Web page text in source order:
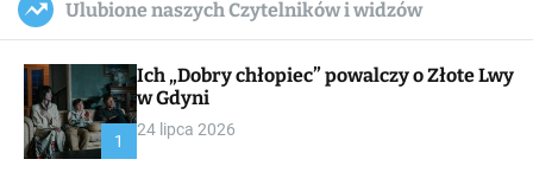
c
a
a
s
W
i
l
c
Ulubione naszych Czytelników i widzów
1
Ich „Dobry chłopiec” powalczy o Złote Lwy
w Gdyni
24 lipca 2026